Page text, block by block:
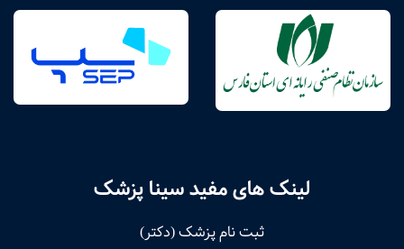
لینک های مفید سینا پزشک
ثبت نام پزشک (دکتر)